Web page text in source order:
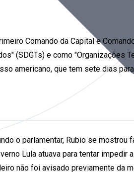
Comando da Capital e
(SDGTs) e como "Organizações
americano, que tem sete dias
o parlamentar, Rubio se mostrou
Lula atuava para tentar impedir
não foi avisado previamente da